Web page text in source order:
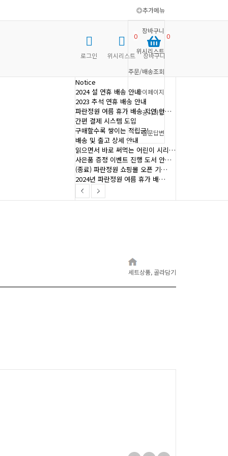
추가메뉴
장바구니
위시리스트
주문/배송조회
마이페이지
공지사항
질문답변
로그인 위시리스트
0
장바구니
0
Notice
2024 설 연휴 배송 안내
2023 추석 연휴 배송 안내
파란정원 여름 휴가 배송 지연 안…
간편 결제 시스템 도입
구매할수록 쌓이는 적립금!
배송 및 출고 상세 안내
읽으면서 바로 써먹는 어린이 시리…
사은품 증정 이벤트 진행 도서 안…
(종료) 파란정원 쇼핑몰 오픈 기…
2024년 파란정원 여름 휴가 배…
세트상품, 골라담기